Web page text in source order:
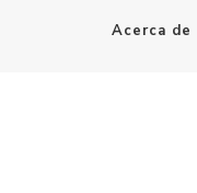
Acerca de